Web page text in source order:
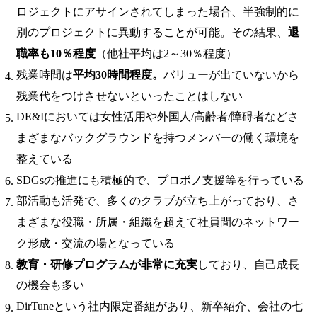
ロジェクトにアサインされてしまった場合、半強制的に
別のプロジェクトに異動することが可能。その結果、 退
職率も10％程度 （他社平均は2～30％程度）
残業時間は平均30時間程度。 バリューが出ていないから
残業代をつけさせないといったことはしない
DE&Iにおいては女性活用や外国人/高齢者/障碍者などさ
まざまなバックグラウンドを持つメンバーの働く環境を
整えている
SDGsの推進にも積極的で、プロボノ支援等を行っている
部活動も活発で、多くのクラブが立ち上がっており、さ
まざまな役職・所属・組織を超えて社員間のネットワー
ク形成・交流の場となっている
教育・研修プログラムが非常に充実しており、自己成長
の機会も多い
DirTuneという社内限定番組があり、新卒紹介、会社の七